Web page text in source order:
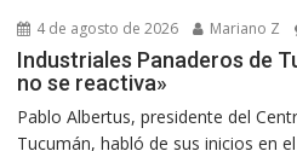
4 de agosto de 2026 Mariano Z
Industriales Panaderos de
no se reactiva»
Pablo Albertus, presidente del
Tucumán, habló de sus inicios en el